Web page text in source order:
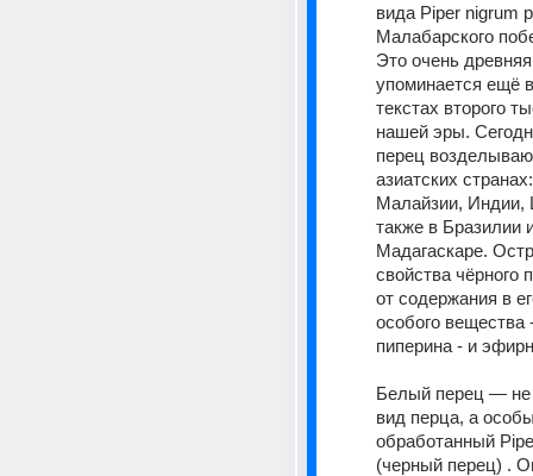
вида Piper nigrum
Малабарского
Это очень
упоминается ещё
текстах второго
нашей эры.
перец
азиатских
Малайзии, Индии,
также в Бразилии
Мадагаскаре.
свойства чёрного
от содержания в
особого вещества
пиперина - и
Белый перец — не
вид перца, а
обработанный
(черный перец) .